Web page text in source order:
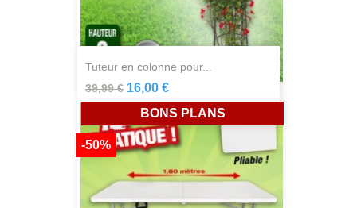
tuteur en colonne pour...
39,99 € 16,00 €
-50%
BONS PLANS